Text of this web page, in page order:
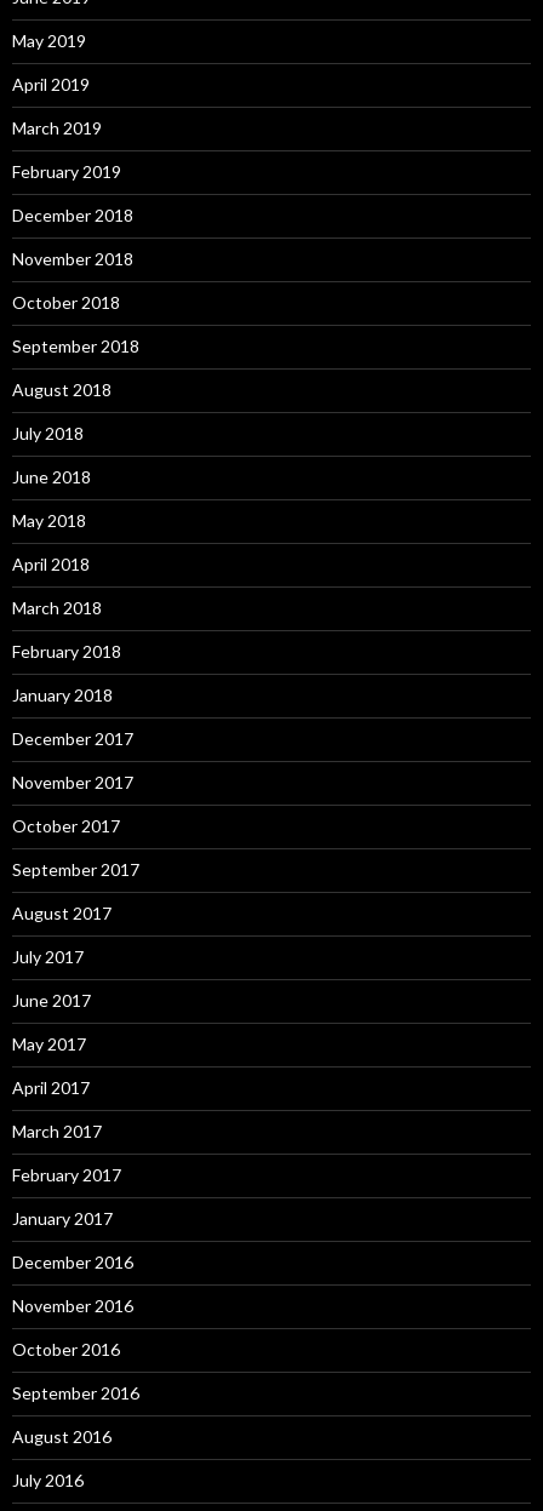
May 2019
April 2019
March 2019
February 2019
December 2018
November 2018
October 2018
September 2018
August 2018
July 2018
June 2018
May 2018
April 2018
March 2018
February 2018
January 2018
December 2017
November 2017
October 2017
September 2017
August 2017
July 2017
June 2017
May 2017
April 2017
March 2017
February 2017
January 2017
December 2016
November 2016
October 2016
September 2016
August 2016
July 2016